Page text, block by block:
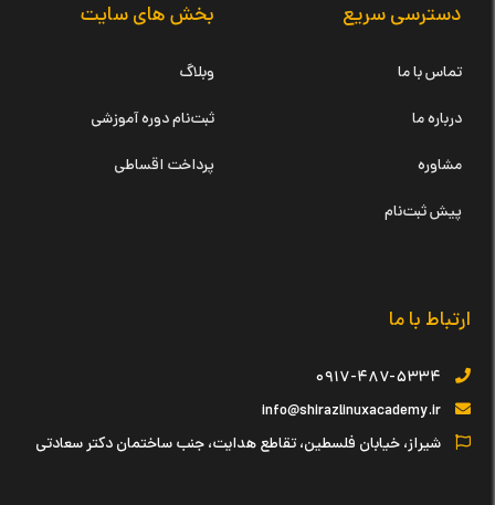
دسترسی سریع
تماس با ما
درباره ما
مشاوره
پیش ثبت‌نام
بخش های سایت
وبلاگ
ثبت‌نام دوره آموزشی
پرداخت اقساطی
ارتباط با ما
۰۹۱۷-۴۸۷-۵۳۳۴
info@shirazlinuxacademy.ir
شیراز، خیابان فلسطین، تقاطع هدایت، جنب ساختمان دکتر سعادتی